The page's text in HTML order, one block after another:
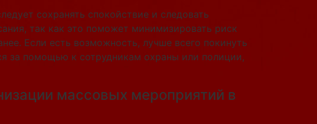
сохранять спокойствие и следовать
так как это поможет минимизировать риск
Если есть возможность, лучше всего покинуть
за помощью к сотрудникам охраны или полиции,
массовых мероприятий в